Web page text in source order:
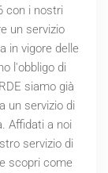
con i nostri
un servizio
in vigore delle
l'obbligo di
siamo già
un servizio di
Affidati a noi
servizio di
scopri come